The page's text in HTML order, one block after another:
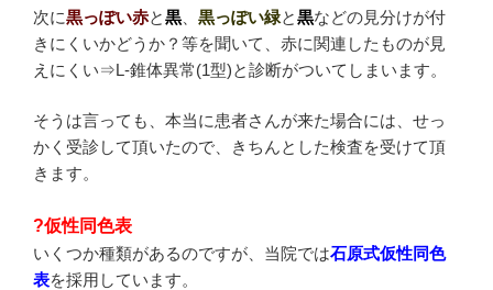
次に黒っぽい赤と黒 黒っぽい緑と黒などの見分けが付
きにくいかどうか？等を聞いて、赤に関連したものが見
えにくい⇒L-錐体異常(1型)と診断がついてしまいます。
そうは言っても、本当に患者さんが来た場合には、せっ
かく受診して頂いたので、きちんとした検査を受けて頂
きます。
?仮性同色表
いくつか種類があるのですが、当院では石原式仮性同色
表を採用しています。